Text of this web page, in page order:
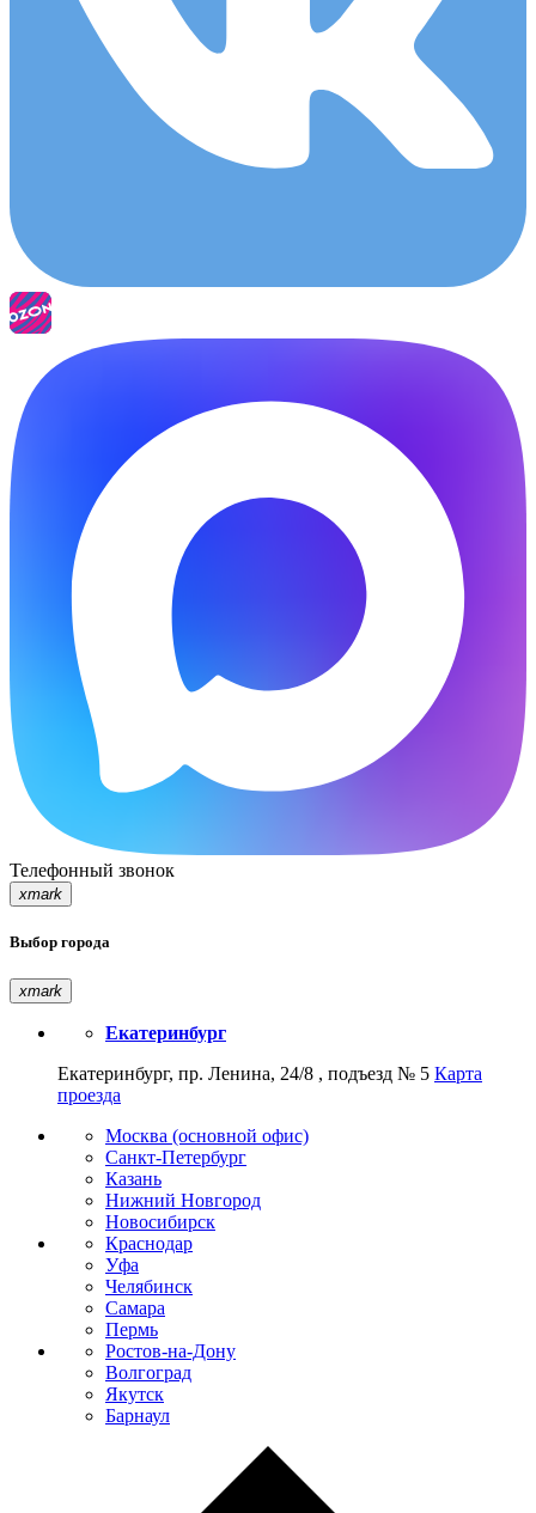
Телефонный звонок
xmark
Выбор города
xmark
Екатеринбург
Екатеринбург, пр. Ленина, 24/8 , подъезд № 5 Карта
проезда
Москва (основной офис)
Санкт-Петербург
Казань
Нижний Новгород
Новосибирск
Краснодар
Уфа
Челябинск
Самара
Пермь
Ростов-на-Дону
Волгоград
Якутск
Барнаул